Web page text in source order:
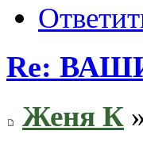
Re:
Женя К